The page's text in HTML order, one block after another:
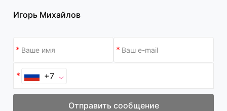
Игорь Михайлов
+7
Отправить сообщение